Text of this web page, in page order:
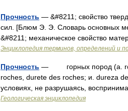
Прочность — &#8211; свойство
сил. [Блюм Э. Э. Словарь основных
&#8211; механическое свойство
Энциклопедия терминов, определений и
Прочность — горных пород (a.
roches, durete des roches; и. dureza
условиях, не разрушаясь,
Геологическая энциклопедия